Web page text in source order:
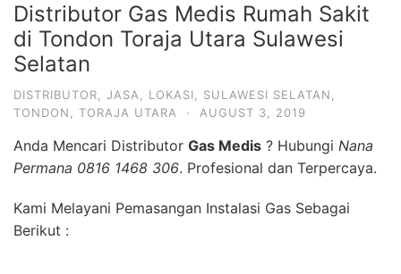
Distributor Gas Medis Rumah Sakit
di Tondon Toraja Utara Sulawesi
Selatan
DISTRIBUTOR JASA LOKASI SULAWESI SELATAN
TONDON
TORAJA UTARA · AUGUST 3, 2019
Anda Mencari Distributor Gas Medis ? Hubungi Nana
Permana 0816 1468 306. Profesional dan Terpercaya.
Kami Melayani Pemasangan Instalasi Gas Sebagai
Berikut :